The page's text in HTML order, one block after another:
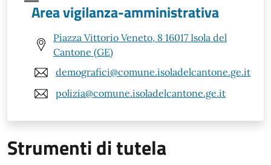
Area vigilanza-amministrativa
Piazza Vittorio Veneto, 8 16017 Isola del
Cantone (GE)
demografici@comune.isoladelcantone.ge.it
polizia@comune.isoladelcantone.ge.it
Strumenti di tutela